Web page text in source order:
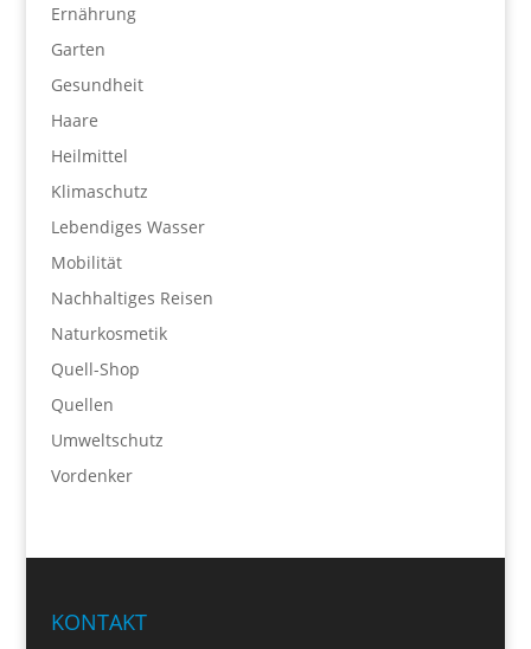
Ernährung
Garten
Gesundheit
Haare
Heilmittel
Klimaschutz
Lebendiges Wasser
Mobilität
Nachhaltiges Reisen
Naturkosmetik
Quell-Shop
Quellen
Umweltschutz
Vordenker
KONTAKT